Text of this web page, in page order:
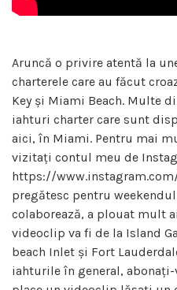
Aruncă o privire atentă la
charterele care au făcut
Key și Miami Beach. Multe
iahturi charter care sunt
aici, în Miami. Pentru mai
vizitați contul meu de
https://
pregătesc pentru
colaborează, a plouat mult
videoclip va fi de la Island
beach Inlet și Fort
iahturile în general, abonați-